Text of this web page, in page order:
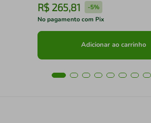
R$ 265,81 -5%
No pagamento com Pix
Adicionar ao carrinho